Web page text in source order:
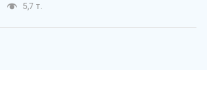
5,7 т.